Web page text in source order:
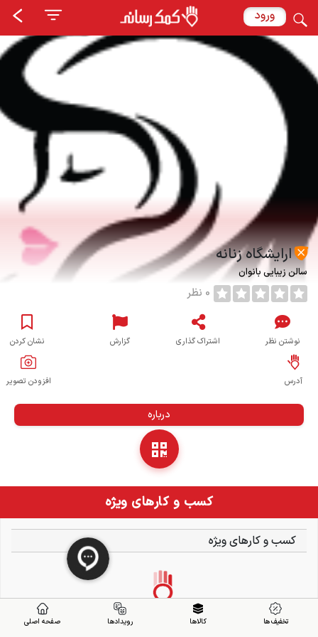
ورود
ارایشگاه زنانه
سالن زیبایی بانوان
0 نظر
نوشتن نظر اشتراک گذاری گزارش نشان کردن
آدرس افزودن تصویر
درباره
کسب و کارهای ویژه
کسب و کارهای ویژه
تخفیف ها کالاها رویدادها صفحه اصلی